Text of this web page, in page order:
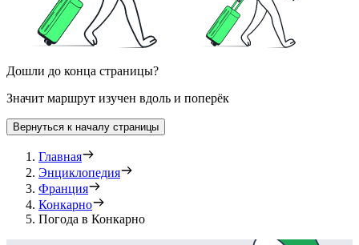
Дошли до конца страницы?
Значит маршрут изучен вдоль и поперёк
Вернуться к началу страницы
Главная
Энциклопедия
Франция
Конкарно
Погода в Конкарно